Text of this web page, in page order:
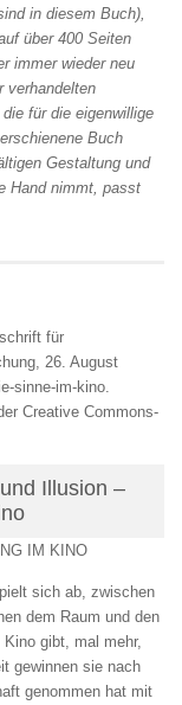
in diesem Buch),
über 400 Seiten
immer wieder neu
verhandelten
für die eigenwillige
Buch
Gestaltung und
Hand nimmt, passt
für
26. August
sinne-im-kino.
Creative Commons-
Illusion –
IM KINO
sich ab, zwischen
dem Raum und den
gibt, mal mehr,
gewinnen sie nach
genommen hat mit